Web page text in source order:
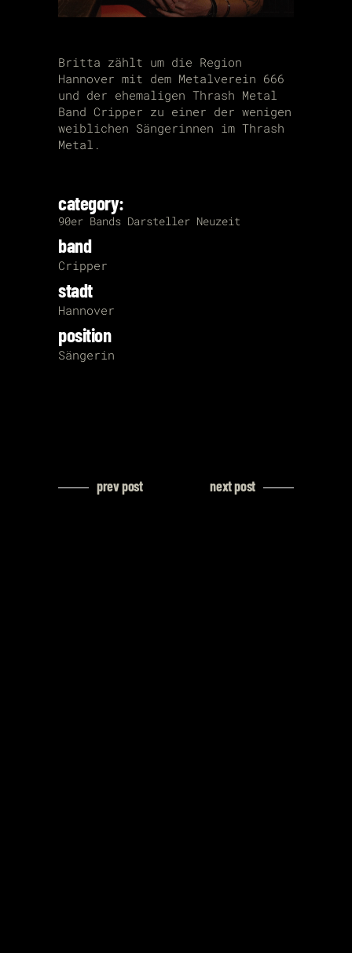
Britta zählt um die Region
Hannover mit dem Metalverein 666
und der ehemaligen Thrash Metal
Band Cripper zu einer der wenigen
weiblichen Sängerinnen im Thrash
Metal.
category:
90er Bands Darsteller Neuzeit
band
Cripper
stadt
Hannover
position
Sängerin
prev post next post